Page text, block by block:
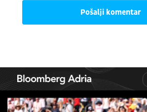
Pošalji komentar